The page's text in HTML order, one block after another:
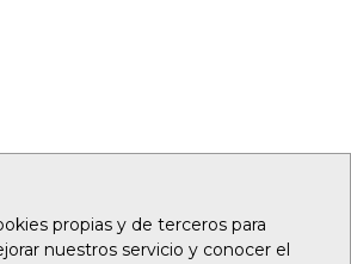
propias y de terceros para
nuestros servicio y conocer el